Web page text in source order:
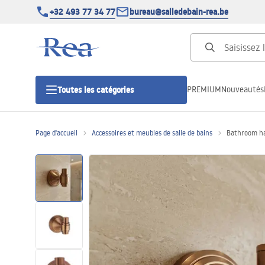
+32 493 77 34 77 bureau@salledebain-rea.be
Toutes les catégories
Portes de douche
Receveurs de douche
Caniveaux de douche
PREMIUMNouveautés
Page d'accueil Accessoires et meubles de salle de bains Bathroom